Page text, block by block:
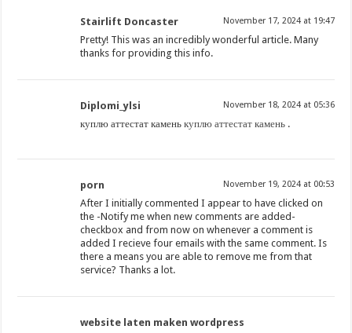
Stairlift Doncaster November 17, 2024 at 19:47
Pretty! This was an incredibly wonderful article. Many
thanks for providing this info.
Diplomi_ylsi November 18, 2024 at 05:36
куплю аттестат каменькуплю аттестат камень .
porn November 19, 2024 at 00:53
After I initially commented I appear to have clicked on
the -Notify me when new comments are added-
checkbox and from now on whenever a comment is
added I recieve four emails with the same comment. Is
there a means you are able to remove me from that
service? Thanks a lot.
website laten maken wordpress